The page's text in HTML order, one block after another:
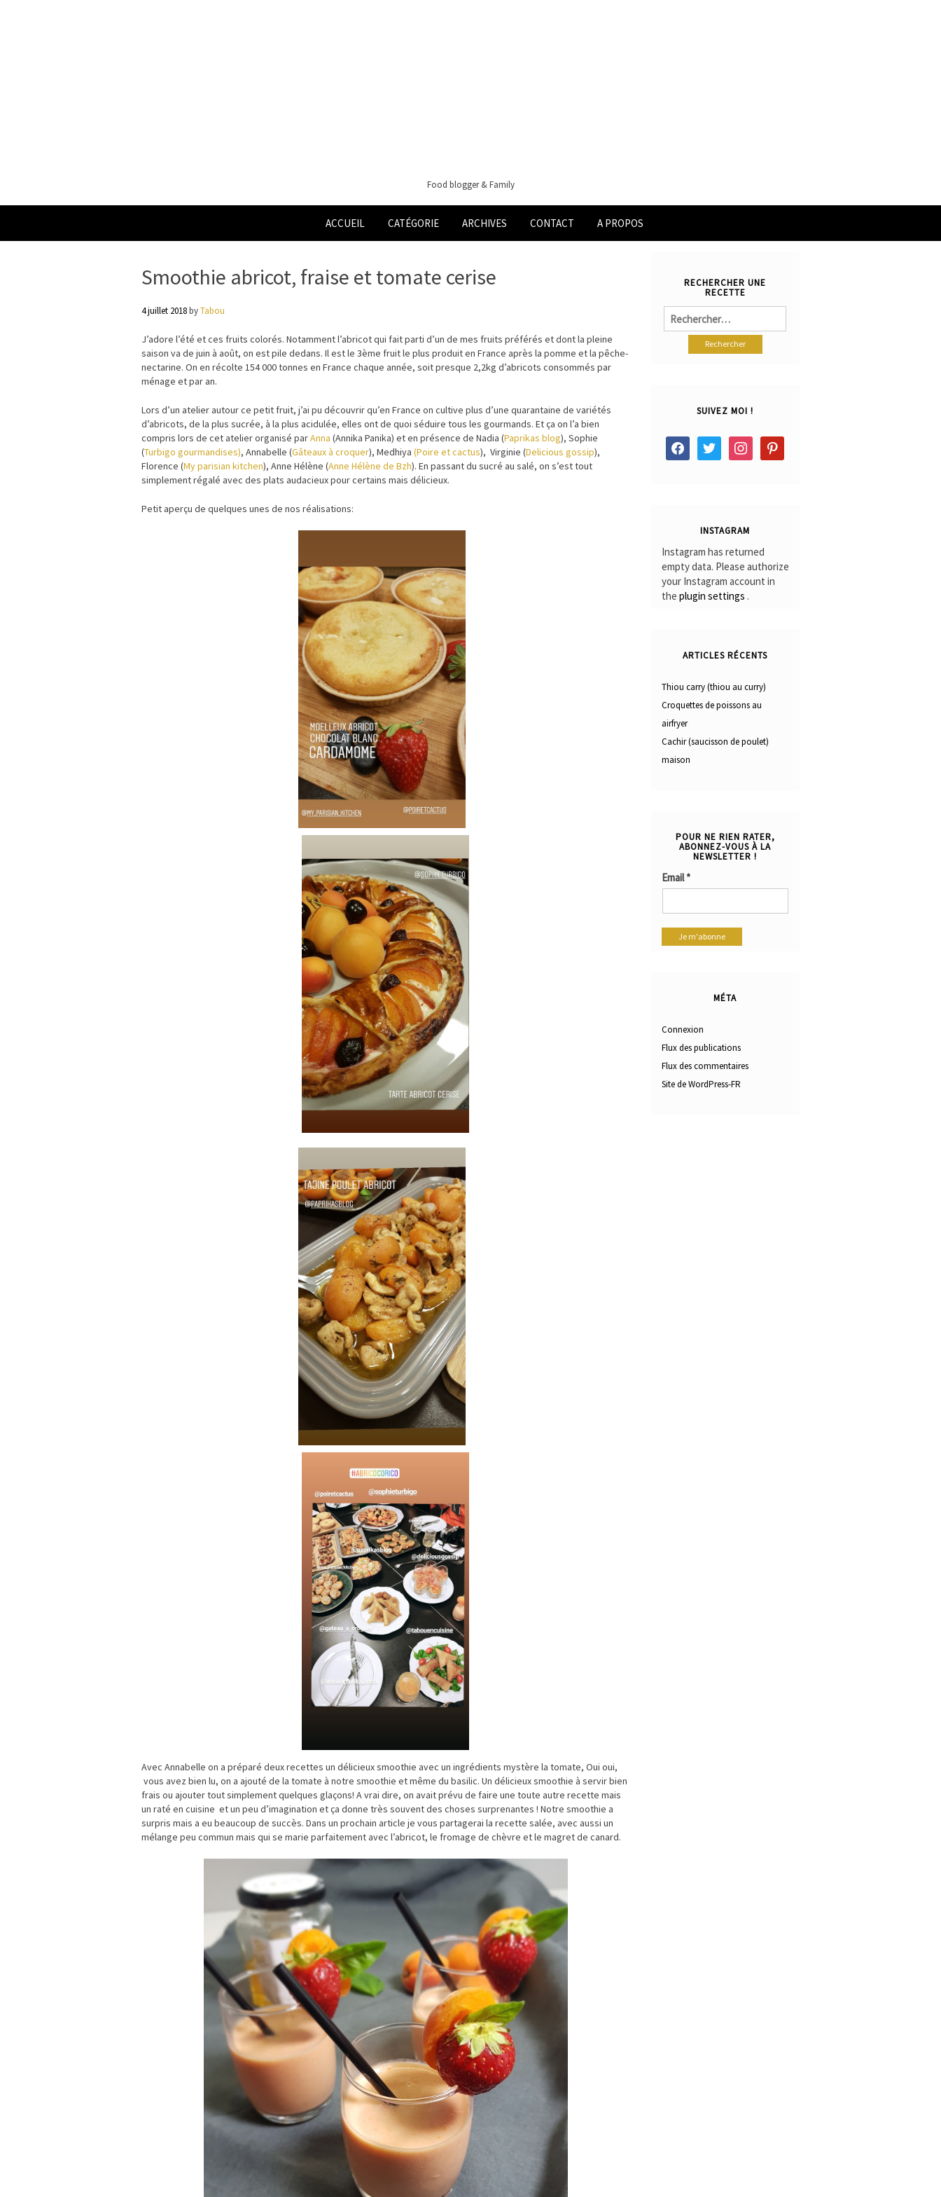
Food blogger & Family
ACCUEIL CATÉGORIE ARCHIVES CONTACT A PROPOS
Smoothie abricot, fraise et tomate cerise
4 juillet 2018byTabou
J’adore l’été et ces fruits colorés. Notamment l’abricot qui fait parti d’un de mes fruits préférés et dont la pleine
saison va de juin à août, on est pile dedans. Il est le 3ème fruit le plus produit en France après la pomme et la pêche-
nectarine. On en récolte 154 000 tonnes en France chaque année, soit presque 2,2kg d’abricots consommés par
ménage et par an.
Lors d’un atelier autour ce petit fruit, j’ai pu découvrir qu’en France on cultive plus d’une quarantaine de variétés
d’abricots, de la plus sucrée, à la plus acidulée, elles ont de quoi séduire tous les gourmands. Et ça on l’a bien
compris lors de cet atelier organisé parAnna (Annika Panika) et en présence de Nadia (Paprikas blog), Sophie
(Turbigo gourmandises), Annabelle (Gâteaux à croquer), Medhiya (Poire et cactus), Virginie (Delicious gossip),
Florence (My parisian kitchen), Anne Hélène (Anne Hélène de Bzh). En passant du sucré au salé, on s’est tout
simplement régalé avec des plats audacieux pour certains mais délicieux.
Petit aperçu de quelques unes de nos réalisations:
Avec Annabelle on a préparé deux recettes un délicieux smoothie avec un ingrédients mystère la tomate, Oui oui,
vous avez bien lu, on a ajouté de la tomate à notre smoothie et même du basilic. Un délicieux smoothie à servir bien
frais ou ajouter tout simplement quelques glaçons! A vrai dire, on avait prévu de faire une toute autre recette mais
un raté en cuisine et un peu d’imagination et ça donne très souvent des choses surprenantes ! Notre smoothie a
surpris mais a eu beaucoup de succès. Dans un prochain article je vous partagerai la recette salée, avec aussi un
mélange peu commun mais qui se marie parfaitement avec l’abricot, le fromage de chèvre et le magret de canard.
RECHERCHER UNE
RECETTE
Rechercher :
SUIVEZ MOI !
facebook twitter instagram pinterest
INSTAGRAM
Instagram has returned
empty data. Please authorize
your Instagram account in
the plugin settings .
ARTICLES RÉCENTS
Thiou carry (thiou au curry)
Croquettes de poissons au
airfryer
Cachir (saucisson de poulet)
maison
POUR NE RIEN RATER,
ABONNEZ-VOUS À LA
NEWSLETTER !
Email*
MÉTA
Connexion
Flux des publications
Flux des commentaires
Site de WordPress-FR